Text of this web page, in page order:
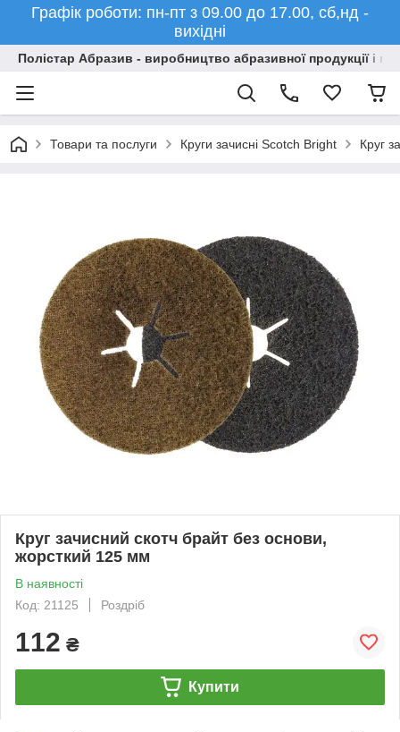
Графік роботи: пн-пт з 09.00 до 17.00, сб,нд -
вихідні
Полістар Абразив - виробництво абразивної продукції і
Товари та послуги Круги зачисні Scotch Bright Круг
Круг зачисний скотч брайт без основи,
жорсткий 125 мм
В наявності
Код: 21125
Роздріб
112 ₴
Купити